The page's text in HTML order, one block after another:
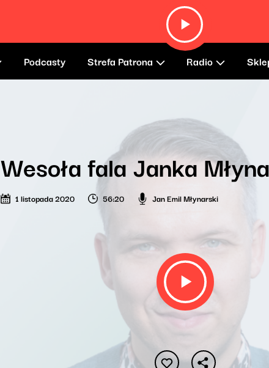
Podcasty Strefa Patrona Radio
Wesoła fala Janka
1 listopada 2020 56:20 Jan Emil Młynarski